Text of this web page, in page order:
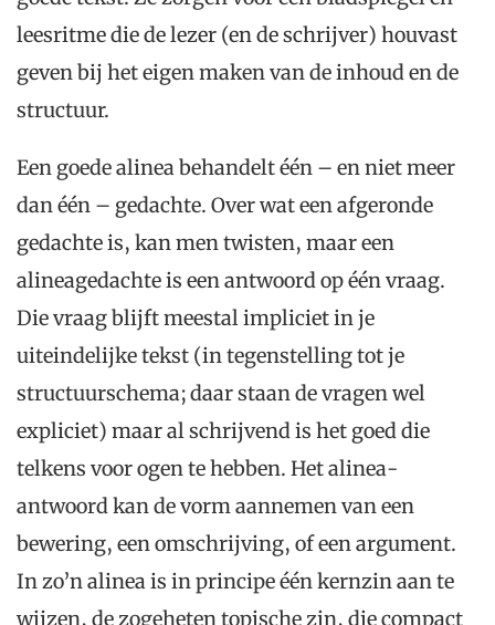
leesritme die de lezer (en de schrijver) houvast
geven bij het eigen maken van de inhoud en de
structuur.
Een goede alinea behandelt één – en niet meer
dan één – gedachte. Over wat een afgeronde
gedachte is, kan men twisten, maar een
alineagedachte is een antwoord op één vraag.
Die vraag blijft meestal impliciet in je
uiteindelijke tekst (in tegenstelling tot je
structuurschema; daar staan de vragen wel
expliciet) maar al schrijvend is het goed die
telkens voor ogen te hebben. Het alinea-
antwoord kan de vorm aannemen van een
bewering, een omschrijving, of een argument.
In zo’n alinea is in principe één kernzin aan te
wijzen, de zogeheten topische zin, die compact